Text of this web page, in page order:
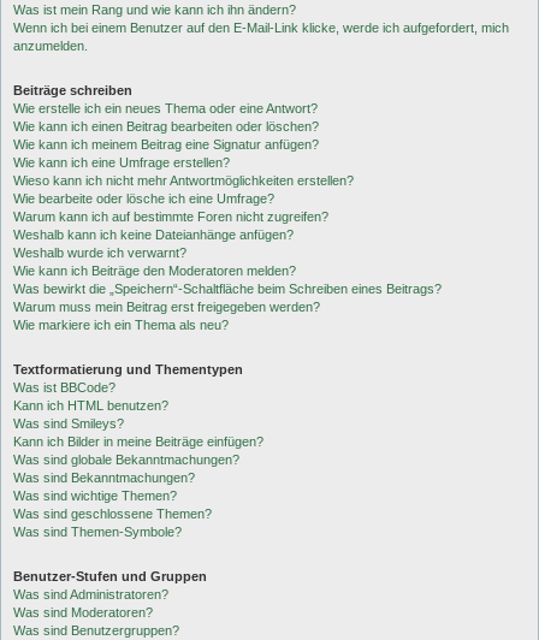
Was ist mein Rang und wie kann ich ihn ändern?
Wenn ich bei einem Benutzer auf den E-Mail-Link klicke, werde ich aufgefordert, mich
anzumelden.
Beiträge schreiben
Wie erstelle ich ein neues Thema oder eine Antwort?
Wie kann ich einen Beitrag bearbeiten oder löschen?
Wie kann ich meinem Beitrag eine Signatur anfügen?
Wie kann ich eine Umfrage erstellen?
Wieso kann ich nicht mehr Antwortmöglichkeiten erstellen?
Wie bearbeite oder lösche ich eine Umfrage?
Warum kann ich auf bestimmte Foren nicht zugreifen?
Weshalb kann ich keine Dateianhänge anfügen?
Weshalb wurde ich verwarnt?
Wie kann ich Beiträge den Moderatoren melden?
Was bewirkt die „Speichern“-Schaltfläche beim Schreiben eines Beitrags?
Warum muss mein Beitrag erst freigegeben werden?
Wie markiere ich ein Thema als neu?
Textformatierung und Thementypen
Was ist BBCode?
Kann ich HTML benutzen?
Was sind Smileys?
Kann ich Bilder in meine Beiträge einfügen?
Was sind globale Bekanntmachungen?
Was sind Bekanntmachungen?
Was sind wichtige Themen?
Was sind geschlossene Themen?
Was sind Themen-Symbole?
Benutzer-Stufen und Gruppen
Was sind Administratoren?
Was sind Moderatoren?
Was sind Benutzergruppen?